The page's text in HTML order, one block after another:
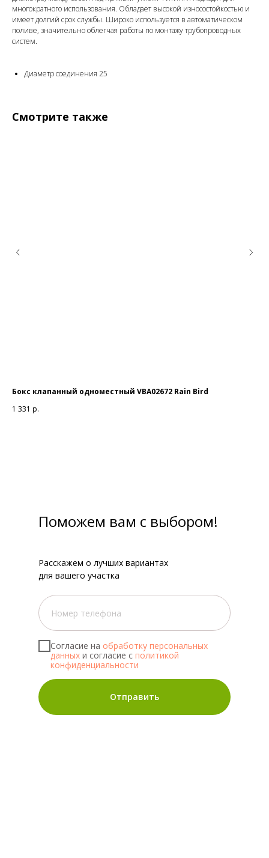
многократного использования. Обладает высокой износостойкостью и
имеет долгий срок службы. Широко используется в автоматическом
поливе, значительно облегчая работы по монтажу трубопроводных
систем.
Диаметр соединения 25
Смотрите также
Бокс клапанный одноместный VBA02672 Rain Bird
1 331 р.
Согласие на обработку персональных
данных и согласие с политикой
конфиденциальности
Отправить
Поможем вам с выбором!
Расскажем о лучших вариантах
для вашего участка